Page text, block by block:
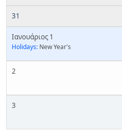
31
Ιανουάριος 1
Holidays: New Year's
2
3